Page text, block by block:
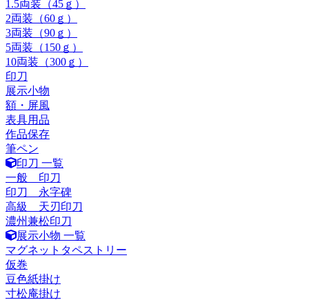
1.5両装（45ｇ）
2両装（60ｇ）
3両装（90ｇ）
5両装（150ｇ）
10両装（300ｇ）
印刀
展示小物
額・屏風
表具用品
作品保存
筆ペン
印刀 一覧
一般 印刀
印刀 永字碑
高級 天刃印刀
濃州兼松印刀
展示小物 一覧
マグネットタペストリー
仮巻
豆色紙掛け
寸松庵掛け